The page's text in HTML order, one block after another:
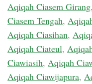
Aqiqah Ciasem Girang,
Ciasem Tengah,
Aqiqah Ciasihan,
Aqiqah Ciateul,
Ciawiasih, Aqiqah
Aqiqah Ciawijapura,